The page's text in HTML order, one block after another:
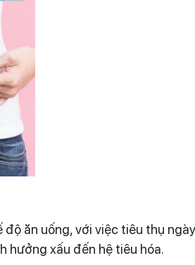
ăn uống, với việc tiêu thụ
hưởng xấu đến hệ tiêu hóa.